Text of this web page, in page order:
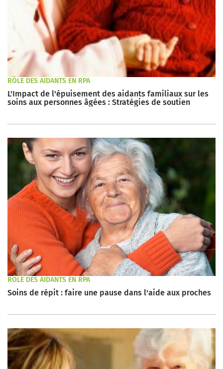
RÔLE DES AIDANTS EN RPA
L'Impact de l'épuisement des aidants familiaux sur les
soins aux personnes âgées : Stratégies de soutien
RÔLE DES AIDANTS EN RPA
Soins de répit : faire une pause dans l'aide aux proches